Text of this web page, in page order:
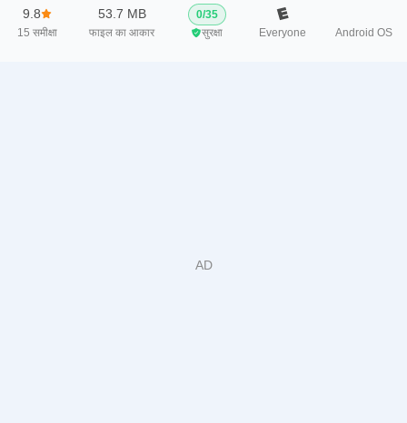
9.8
15 समीक्षा
53.7 MB
फाइल का आकार
0/35
सुरक्षा
Everyone Android OS